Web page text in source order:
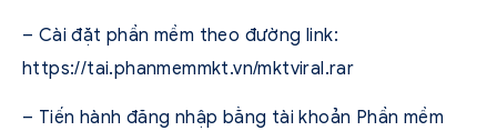
– Cài đặt phần mềm theo đường link:
https://tai.phanmemmkt.vn/mktviral.rar
– Tiến hành đăng nhập bằng tài khoản Phần mềm